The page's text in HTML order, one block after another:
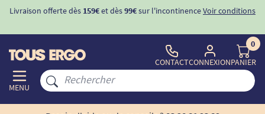
-10%avec le code "BIENVENUE" pourla 1ère commande
MENU
CONTACTCONNEXION
0
PANIER